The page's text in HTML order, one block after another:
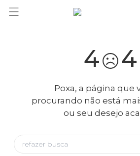
4 4
Poxa, a página que
procurando não está
ou seu desejo